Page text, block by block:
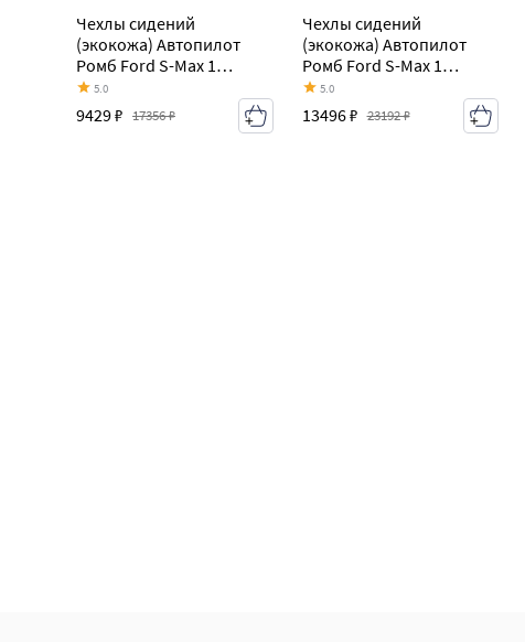
Чехлы сидений
(экокожа) Автопилот
Ромб Ford S-Max 1
дорестайлинг (2006-
2010)
5.0
9429 ₽ 17356 ₽
Чехлы сидений
(экокожа) Автопилот
Ромб Ford S-Max 1
дорестайлинг (2006-
2010)
5.0
13496 ₽ 23192 ₽